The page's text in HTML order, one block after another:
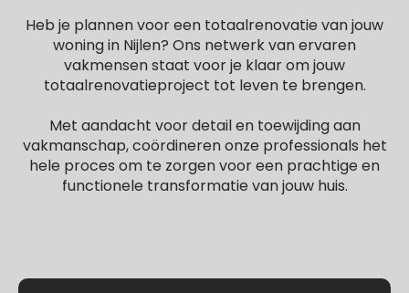
Heb je plannen voor een totaalrenovatie van jouw
woning in Nijlen? Ons netwerk van ervaren
vakmensen staat voor je klaar om jouw
totaalrenovatieproject tot leven te brengen.
Met aandacht voor detail en toewijding aan
vakmanschap, coördineren onze professionals het
hele proces om te zorgen voor een prachtige en
functionele transformatie van jouw huis.